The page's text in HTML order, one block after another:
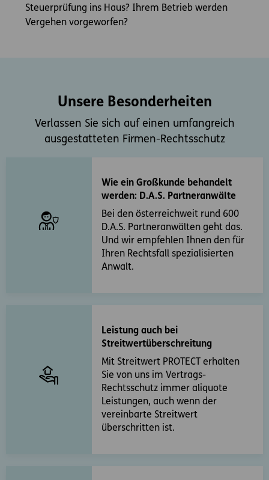
Steuerprüfung ins Haus? Ihrem Betrieb werden
Vergehen vorgeworfen?
Unsere Besonderheiten
Verlassen Sie sich auf einen umfangreich
ausgestatteten Firmen-Rechtsschutz
Wie ein Großkunde behandelt
werden: D.A.S. Partneranwälte
Bei den österreichweit rund 600
D.A.S. Partneranwälten geht das.
Und wir empfehlen Ihnen den für
Ihren Rechtsfall spezialisierten
Anwalt.
Leistung auch bei
Streitwertüberschreitung
Mit Streitwert PROTECT erhalten
Sie von uns im Vertrags-
Rechtsschutz immer aliquote
Leistungen, auch wenn der
vereinbarte Streitwert
überschritten ist.